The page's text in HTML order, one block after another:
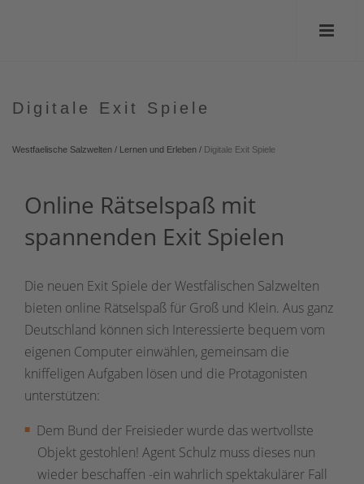
Digitale Exit Spiele
Westfaelische Salzwelten / Lernen und Erleben / Digitale Exit Spiele
Online Rätselspaß mit
spannenden Exit Spielen
Die neuen Exit Spiele der Westfälischen Salzwelten
bieten online Rätselspaß für Groß und Klein. Aus ganz
Deutschland können sich Interessierte bequem vom
eigenen Computer einwählen, gemeinsam die
kniffeligen Aufgaben lösen und die Protagonisten
unterstützen:
Dem Bund der Freisieder wurde das wertvollste
Objekt gestohlen! Agent Schulz muss dieses nun
wieder beschaffen -ein wahrlich spektakulärer Fall